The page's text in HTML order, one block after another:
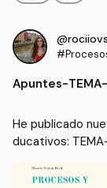
Apuntes-
He publicado
ducativos: